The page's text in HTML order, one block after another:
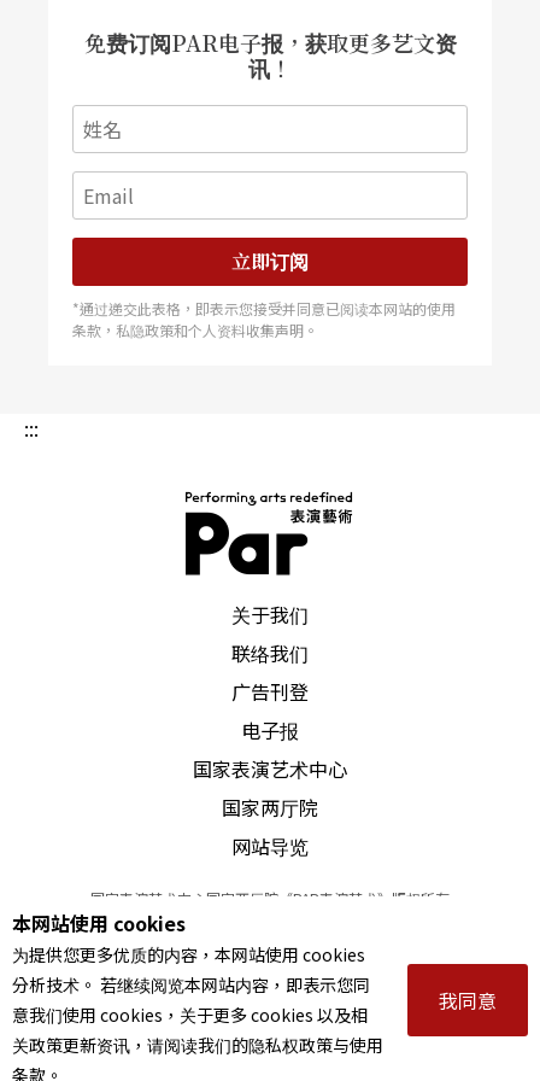
免费订阅PAR电子报，获取更多艺文资
讯！
立即订阅
*通过递交此表格，即表示您接受并同意已阅读本网站的使用
条款，私隐政策和个人资料收集声明。
:::
关于我们
联络我们
广告刊登
电子报
国家表演艺术中心
国家两厅院
网站导览
国家表演艺术中心国家两厅院《PAR表演艺术》版权所有
© 2022Performing arts redefined. All Rights Reserved
统一编号 Tax Id number 00973926
本站所提供相关演出资讯，如有异动应以主办单位公告为准。
服务条款｜隐私权声明｜著作权声明
本网站使用 cookies
为提供您更多优质的内容，本网站使用 cookies
分析技术。 若继续阅览本网站内容，即表示您同
意我们使用 cookies，关于更多 cookies 以及相
关政策更新资讯，请阅读我们的隐私权政策与使用
条款。
我同意